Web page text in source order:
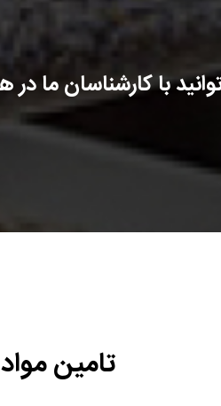
با کارشناسان ما در
تامین